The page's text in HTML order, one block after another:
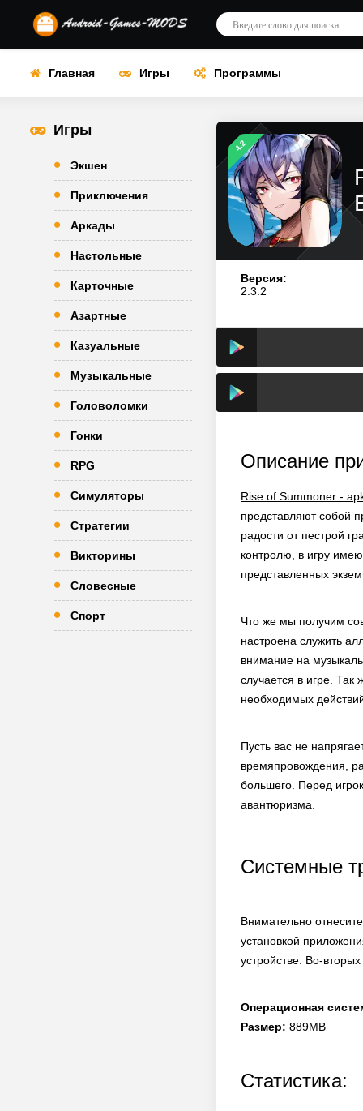
Главная Игры Программы
Игры
Экшен
Приключения
Аркады
Настольные
Карточные
Азартные
Казуальные
Музыкальные
Головоломки
Гонки
RPG
Симуляторы
Стратегии
Викторины
Словесные
Спорт
4.2
Версия:
2.3.2
Описание
Rise of Summoner -
представляют собой
радости от пестрой
контролю, в игру
представленных
Что же мы получим
настроена служить
внимание на
случается в игре.
необходимых
Пусть вас не
времяпровождения,
большего. Перед
авантюризма.
Системные
Внимательно
установкой
устройстве. Во-
Операционная
Размер: 889MB
Статистика: